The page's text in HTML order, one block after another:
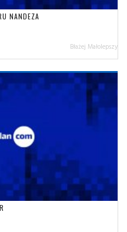
NANDEZA
Błażej Małolepszy